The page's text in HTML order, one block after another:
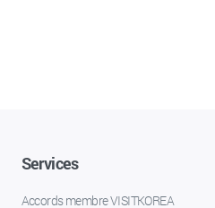
Services
Accords membre VISITKOREA